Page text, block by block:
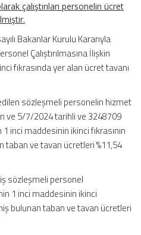
çalıştırılan personelin ücret
Bakanlar Kurulu Kararıyla
Çalıştırılmasına İlişkin
fıkrasında yer alan ücret tavanı
sözleşmeli personelin hizmet
ve 5/7/2024 tarihli ve 3248709
1 inci maddesinin ikinci fıkrasının
taban ve tavan ücretleri %11,54
sözleşmeli personel
1 inci maddesinin ikinci
bulunan taban ve tavan ücretleri